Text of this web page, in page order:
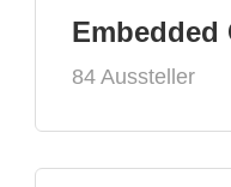
Embedded
84 Aussteller